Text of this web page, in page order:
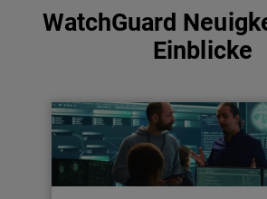
WatchGuard
Einblicke